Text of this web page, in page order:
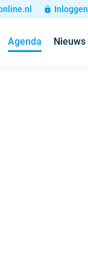
Inloggen
Agenda Nieuws